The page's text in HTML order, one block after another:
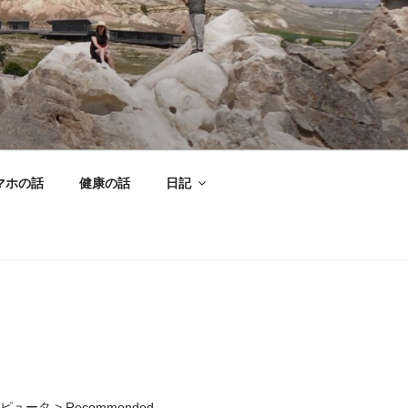
ホの話 健康の話 日記